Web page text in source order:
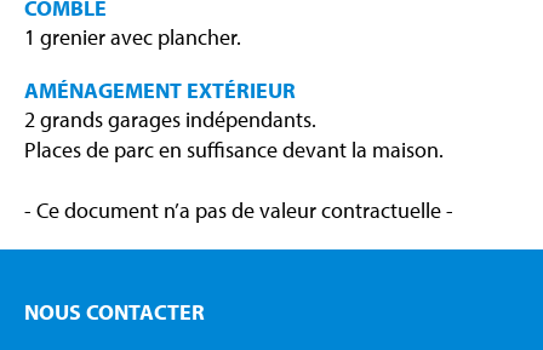
COMBLE
1 grenier avec plancher.
AMÉNAGEMENT EXTÉRIEUR
2 grands garages indépendants.
Places de parc en suffisance devant la maison.
- Ce document n’a pas de valeur contractuelle -
NOUS CONTACTER